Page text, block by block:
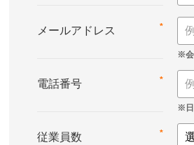
*
メールアドレス
*
電話番号
*
従業員数